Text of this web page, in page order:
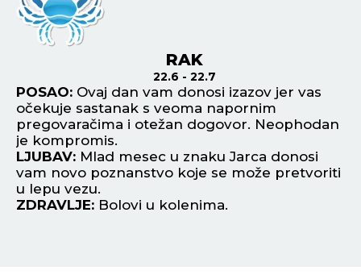
RAK
22.6 - 22.7
POSAO: Ovaj dan vam donosi izazov jer vas
očekuje sastanak s veoma napornim
pregovaračima i otežan dogovor. Neophodan
je kompromis.
LJUBAV: Mlad mesec u znaku Jarca donosi
vam novo poznanstvo koje se može pretvoriti
u lepu vezu.
ZDRAVLJE: Bolovi u kolenima.